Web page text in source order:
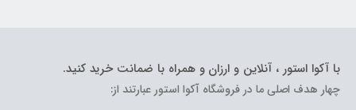
با آکوا استور ، آنلاین و ارزان و همراه با ضمانت خرید کنید.
چهار هدف اصلی ما در فروشگاه آکوا استور عبارتند از: